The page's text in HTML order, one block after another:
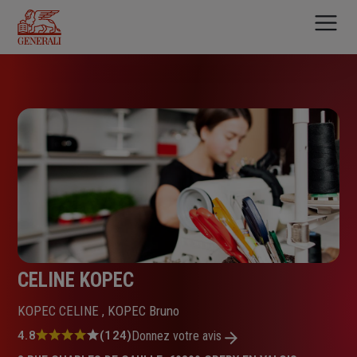
contenu
principal
CELINE KOPEC
KOPEC CELINE , KOPEC Bruno
Note
4.8 (124)Donnez votre avis